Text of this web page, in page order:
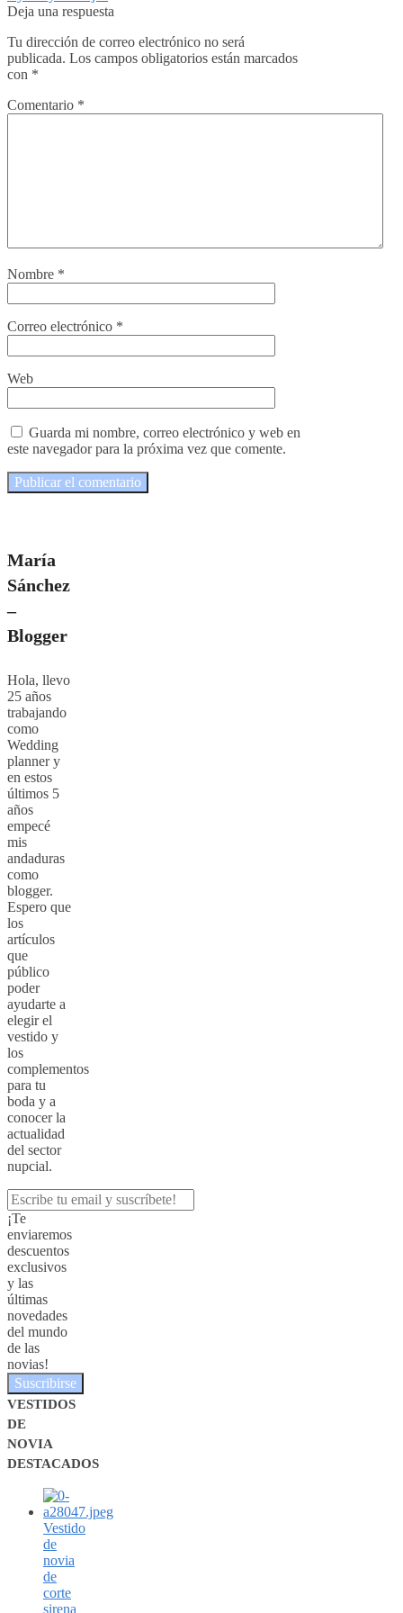
Deja una respuesta
Tu dirección de correo electrónico no será
publicada. Los campos obligatorios están marcados
con *
Comentario *
Nombre *
Correo electrónico *
Web
Guarda mi nombre, correo electrónico y web en
este navegador para la próxima vez que comente.
María
Sánchez
–
Blogger
Hola, llevo
25 años
trabajando
como
Wedding
planner y
en estos
últimos 5
años
empecé
mis
andaduras
como
blogger.
Espero que
los
artículos
que
público
poder
ayudarte a
elegir el
vestido y
los
complementos
para tu
boda y a
conocer la
actualidad
del sector
nupcial.
¡Te
enviaremos
descuentos
exclusivos
y las
últimas
novedades
del mundo
de las
novias!
Suscribirse
VESTIDOS
DE
NOVIA
DESTACADOS
Vestido
de
novia
de
corte
sirena